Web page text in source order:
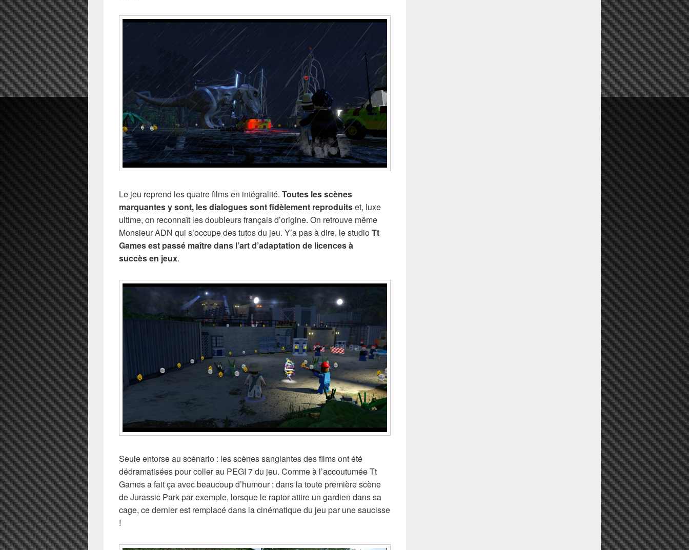
Le jeu reprend les quatre films en intégralité. Toutes les scènes
marquantes y sont, les dialogues sont fidèlement reproduitset, luxe
ultime, on reconnaît les doubleurs français d’origine. On retrouve même
Monsieur ADN qui s’occupe des tutos du jeu. Y’a pas à dire, le studioTt
Games est passé maître dans l’art d’adaptation de licences à
succès en jeux.
Seule entorse au scénario : les scènes sanglantes des films ont été
dédramatisées pour coller au PEGI 7 du jeu. Comme à l’accoutumée Tt
Games a fait ça avec beaucoup d’humour : dans la toute première scène
de Jurassic Park par exemple, lorsque le raptor attire un gardien dans sa
cage, ce dernier est remplacé dans la cinématique du jeu par une saucisse
!